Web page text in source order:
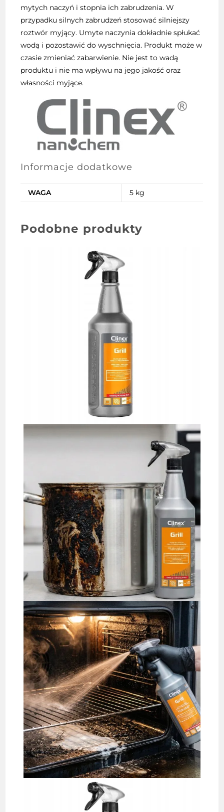
mytych naczyń i stopnia ich zabrudzenia. W
przypadku silnych zabrudzeń stosować silniejszy
roztwór myjący. Umyte naczynia dokładnie spłukać
wodą i pozostawić do wyschnięcia. Produkt może w
czasie zmieniać zabarwienie. Nie jest to wadą
produktu i nie ma wpływu na jego jakość oraz
własności myjące.
Informacje dodatkowe
WAGA 5 kg
Podobne produkty